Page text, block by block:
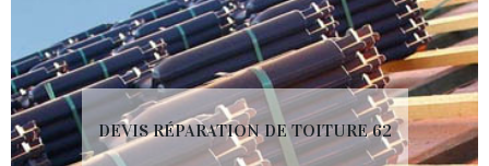
DEVIS RÉPARATION DE TOITURE 62